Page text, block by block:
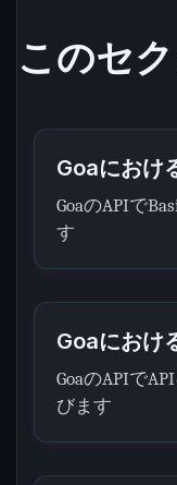
このセ
Goaにおけ
GoaのAPIで
す
Goaにおけ
GoaのAPIで
びます